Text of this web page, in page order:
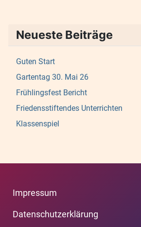
Neueste Beiträge
Guten Start
Gartentag 30. Mai 26
Frühlingsfest Bericht
Friedensstiftendes Unterrichten
Klassenspiel
Impressum
Datenschutzerklärung